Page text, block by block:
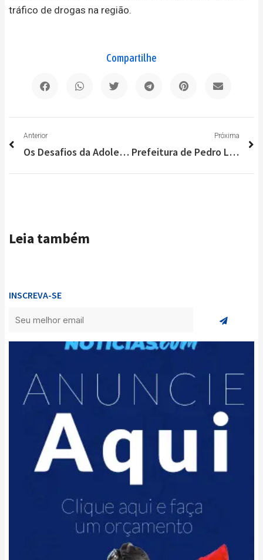
tráfico de drogas na região.
Compartilhe
Anterior
Os Desafios da Adolescência e o Impacto do Bullying – Dra. Paula Ribeiro
Próxima
Prefeitura de Pedro Leopoldo apresenta balanço dos 100 primeiros dias de governo
Leia também
INSCREVA-SE